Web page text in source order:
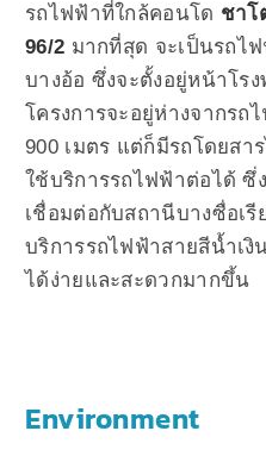
รถไฟฟ้าที่ใกล้คอนโด ชาโ
96/2 มากที่สุด จะเป็นรถไ
บางอ้อ ซึ่งจะตั้งอยู่หน้าโร
โครงการจะอยู่ห่างจากรถ
900 เมตร แต่ก็มีรถโดยสา
ใช้บริการรถไฟฟ้าต่อได้ ซึ่
เชื่อมต่อกับสถานีบางซื่อเ
บริการรถไฟฟ้าสายสีน้ำเงิ
ได้ง่ายและสะดวกมากขึ้น
Environment